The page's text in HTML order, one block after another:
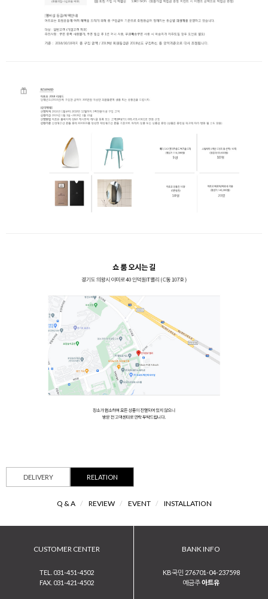
DELIVERY RELATION
Q & A / REVIEW / EVENT / INSTALLATION
CUSTOMER CENTER
TEL. 031-451-4502
FAX. 031-421-4502
BANK INFO
KB국민 276701-04-237598
예금주아트유